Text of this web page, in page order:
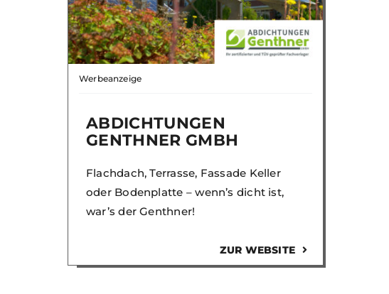
Werbeanzeige
ABDICHTUNGEN
GENTHNER GMBH
Flachdach, Terrasse, Fassade Keller
oder Bodenplatte – wenn’s dicht ist,
war’s der Genthner!
ZUR WEBSITE